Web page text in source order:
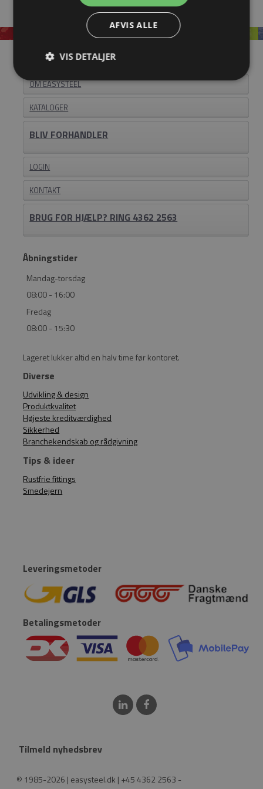
Information
OM EASYSTEEL
KATALOGER
BLIV FORHANDLER
LOGIN
KONTAKT
BRUG FOR HJÆLP? RING 4362 2563
Åbningstider
Mandag-torsdag
08:00 - 16:00
Fredag
08:00 - 15:30
Lageret lukker altid en halv time før kontoret.
Diverse
Udvikling & design
Produktkvalitet
Højeste kreditværdighed
Sikkerhed
Branchekendskab og rådgivning
Tips & ideer
Rustfrie fittings
Smedejern
Leveringsmetoder
Betalingsmetoder
Tilmeld nyhedsbrev
© 1985-2026 | easysteel.dk | +45 4362 2563 -
AFVIS ALLE
VIS DETALJER